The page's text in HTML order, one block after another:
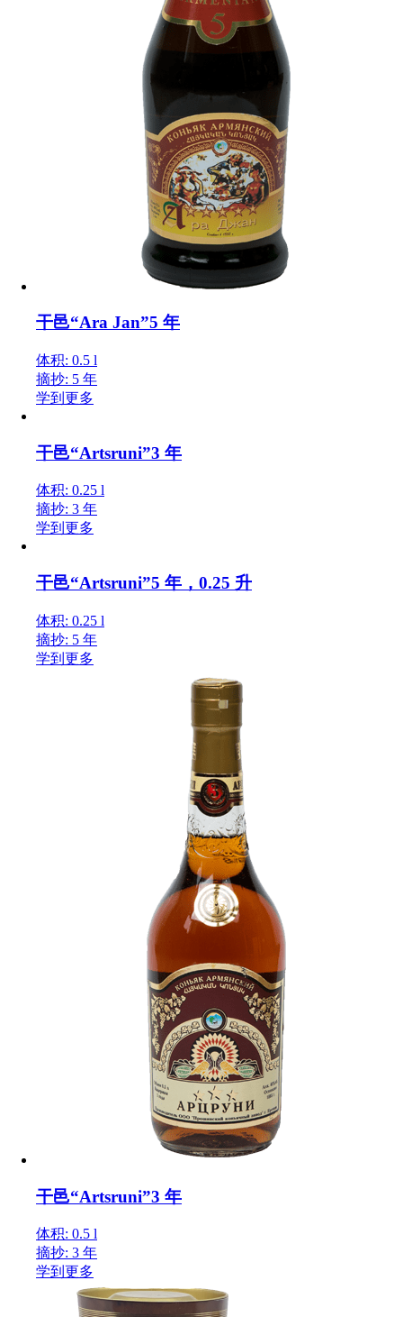
干邑“Ara Jan”5 年
体积: 0.5 l
摘抄: 5 年
学到更多
干邑“Artsruni”3 年
体积: 0.25 l
摘抄: 3 年
学到更多
干邑“Artsruni”5 年，0.25 升
体积: 0.25 l
摘抄: 5 年
学到更多
干邑“Artsruni”3 年
体积: 0.5 l
摘抄: 3 年
学到更多